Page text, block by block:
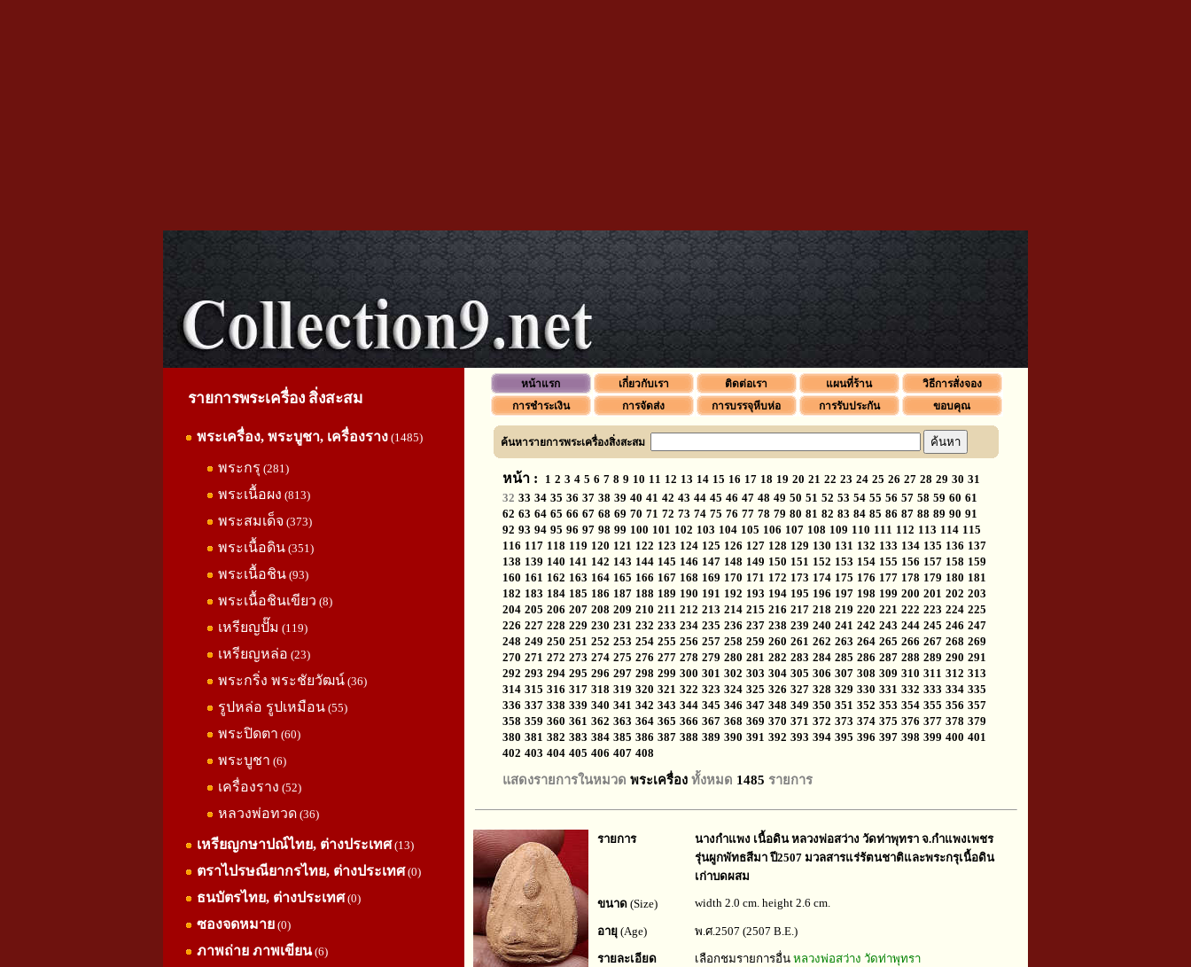
รายการพระเครื่อง สิ่งสะสม
พระเครื่อง, พระบูชา, เครื่องราง (1485)
พระกรุ (281)
พระเนื้อผง (813)
พระสมเด็จ (373)
พระเนื้อดิน (351)
พระเนื้อชิน (93)
พระเนื้อชินเขียว (8)
เหรียญปั๊ม (119)
เหรียญหล่อ (23)
พระกริ่ง พระชัยวัฒน์ (36)
รูปหล่อ รูปเหมือน (55)
พระปิดตา (60)
พระบูชา (6)
เครื่องราง (52)
หลวงพ่อทวด (36)
เหรียญกษาปณ์ไทย, ต่างประเทศ(13)
ตราไปรษณียากรไทย, ต่างประเทศ(0)
ธนบัตรไทย, ต่างประเทศ(0)
ซองจดหมาย (0)
ภาพถ่าย ภาพเขียน(6)
หน้าแรก เกี่ยวกับเรา ติดต่อเรา แผนที่ร้าน
วิธีการสั่งจอง
การชำระเงิน
การจัดส่ง การบรรจุหีบห่อ การรับประกัน ขอบคุณ
ค้นหารายการพระเครื่องสิ่งสะสม
หน้า : 1 2 3 4 5 6 7 8 9 10 11 12 13 14 15 16 17 18 19 20 21 22 23 24 25 26 27 28 29 30 31
32 33 34 35 36 37 38 39 40 41 42 43 44 45 46 47 48 49 50 51 52 53 54 55 56 57 58 59 60 61
62 63 64 65 66 67 68 69 70 71 72 73 74 75 76 77 78 79 80 81 82 83 84 85 86 87 88 89 90 91
92 93 94 95 96 97 98 99 100 101 102 103 104 105 106 107 108 109 110 111 112 113 114 115
116 117 118 119 120 121 122 123 124 125 126 127 128 129 130 131 132 133 134 135 136 137
138 139 140 141 142 143 144 145 146 147 148 149 150 151 152 153 154 155 156 157 158 159
160 161 162 163 164 165 166 167 168 169 170 171 172 173 174 175 176 177 178 179 180 181
182 183 184 185 186 187 188 189 190 191 192 193 194 195 196 197 198 199 200 201 202 203
204 205 206 207 208 209 210 211 212 213 214 215 216 217 218 219 220 221 222 223 224 225
226 227 228 229 230 231 232 233 234 235 236 237 238 239 240 241 242 243 244 245 246 247
248 249 250 251 252 253 254 255 256 257 258 259 260 261 262 263 264 265 266 267 268 269
270 271 272 273 274 275 276 277 278 279 280 281 282 283 284 285 286 287 288 289 290 291
292 293 294 295 296 297 298 299 300 301 302 303 304 305 306 307 308 309 310 311 312 313
314 315 316 317 318 319 320 321 322 323 324 325 326 327 328 329 330 331 332 333 334 335
336 337 338 339 340 341 342 343 344 345 346 347 348 349 350 351 352 353 354 355 356 357
358 359 360 361 362 363 364 365 366 367 368 369 370 371 372 373 374 375 376 377 378 379
380 381 382 383 384 385 386 387 388 389 390 391 392 393 394 395 396 397 398 399 400 401
402 403 404 405 406 407 408
แสดงรายการในหมวด พระเครื่อง ทั้งหมด 1485 รายการ
รายการ
นางกำแพง เนื้อดิน หลวงพ่อสว่าง วัดท่าพุทรา จ.กำแพงเพชร
รุ่นผูกพัทธสีมา ปี2507 มวลสารแร่รัตนชาติและพระกรุเนื้อดิน
เก่าบดผสม
ขนาด (Size) width 2.0 cm. height 2.6 cm.
อายุ (Age) พ.ศ.2507 (2507 B.E.)
รายละเอียด
เลือกชมรายการอื่น หลวงพ่อสว่าง วัดท่าพุทรา